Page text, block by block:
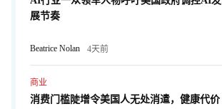
展节奏
Beatrice Nolan 4天前
商业
消费门槛陡增令美国人无处消遣，健康代价